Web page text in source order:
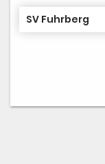
SV Fuhrberg